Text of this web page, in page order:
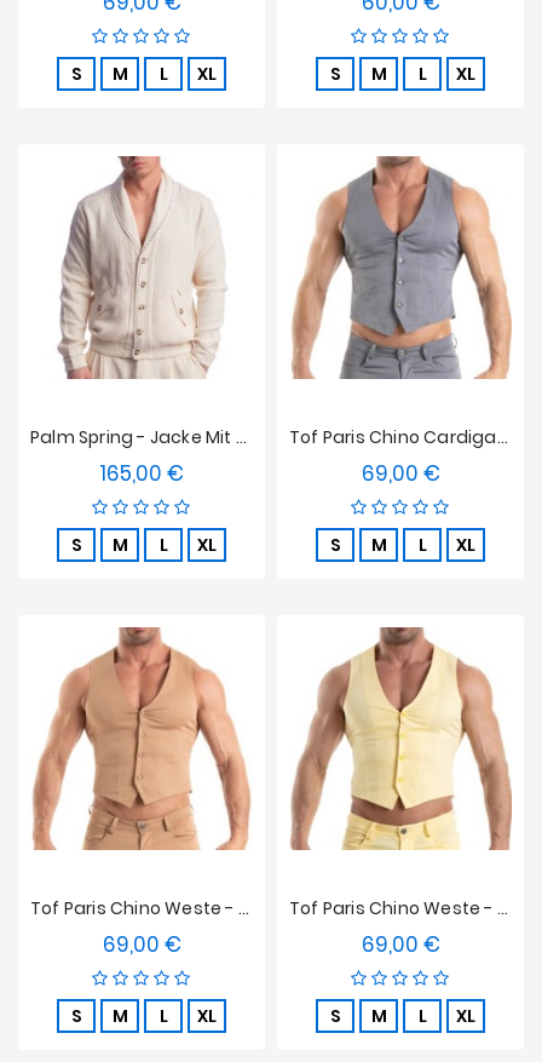
S M L XL S M L XL
Palm Spring - Jacke Mit Schalkragen - Vanille
165,00 €
S M L XL
Tof Paris Chino Cardigan - Grau
69,00 €Preis
S M L XL
Tof Paris Chino Weste - Braun
69,00 €Preis
S M L XL
Tof Paris Chino Weste - Gelb
69,00 €Preis
S M L XL